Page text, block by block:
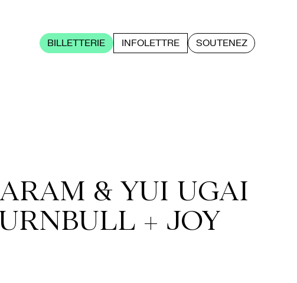
BILLETTERIE INFOLETTRE SOUTENEZ
& YUI UGAI
+ JOY